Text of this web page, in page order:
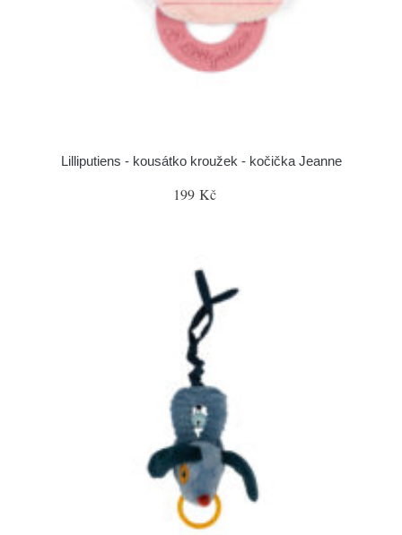
Lilliputiens - kousátko kroužek - kočička Jeanne
199 Kč